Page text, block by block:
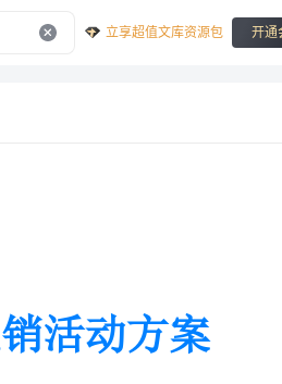
立享超值文库资源包 开通